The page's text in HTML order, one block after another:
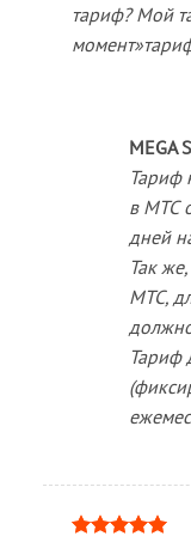
тариф? Мой
MEGA
Тариф
в МТС
дней
Так
МТС,
Тариф